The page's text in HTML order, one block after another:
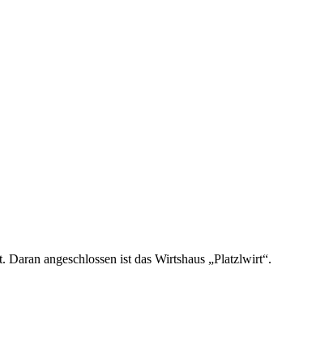
angeschlossen ist das Wirtshaus „Platzlwirt“.